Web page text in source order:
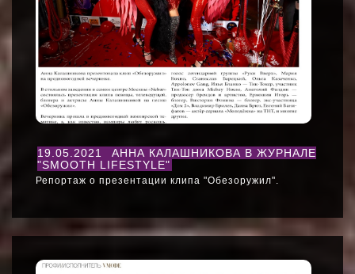
19.05.2021
АННА КАЛАШНИКОВА В ЖУРНАЛЕ
"SMOOTH LIFESTYLE"
Репортаж о презентации клипа "Обезоружил".